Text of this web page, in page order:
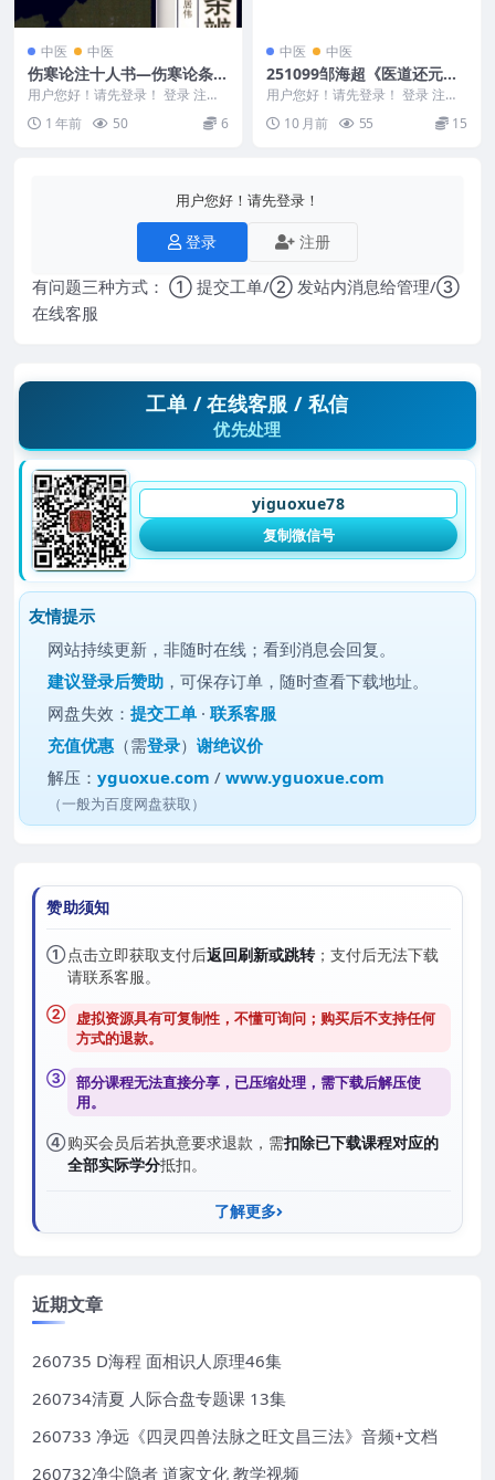
中医 中医
伤寒论注十人书—伤寒论条辨
（高清版）
用户您好！请先登录！ 登录 注册
伤寒论注十人书—伤寒论条辨（高
清版） 2505...
1 年前 50 6
中医 中医
251099邹海超《医道还元》
教学视频9集，每集1小时左
右，吕祖法脉实证体系首度公
开Y
用户您好！请先登录！ 登录 注册
邹海超《医道还元》教学视频9
集，每集1小时左右...
10 月前 55 15
用户您好！请先登录！
登录 注册
有问题三种方式： ① 提交工单/② 发站内消息给管理/③
在线客服
工单 / 在线客服 / 私信
优先处理
yiguoxue78
复制微信号
友情提示
网站持续更新，非随时在线；看到消息会回复。
建议登录后赞助 ，可保存订单，随时查看下载地址。
网盘失效：提交工单 ·联系客服
充值优惠 （需登录）谢绝议价
解压：yguoxue.com /www.yguoxue.com
（一般为百度网盘获取）
赞助须知
①点击立即获取支付后返回刷新或跳转；支付后无法下载
请联系客服。
② 虚拟资源具有可复制性，不懂可询问；购买后不支持任何
方式的退款。
③ 部分课程无法直接分享，已压缩处理，需下载后解压使
用。
④购买会员后若执意要求退款，需扣除已下载课程对应的
全部实际学分抵扣。
了解更多
近期文章
260735 D海程 面相识人原理46集
260734清夏 人际合盘专题课 13集
260733 净远《四灵四兽法脉之旺文昌三法》音频+文档
260732净尘隐者 道家文化 教学视频